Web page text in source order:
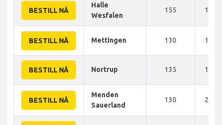
BESTILL NÅ
Halle
Wesfalen
155 175
BESTILL NÅ Mettingen 130 180
BESTILL NÅ Nortrup 135 193
BESTILL NÅ
Menden
Sauerland
130 210